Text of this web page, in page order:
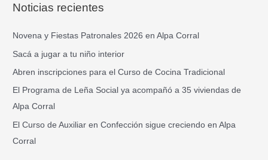
c
o
r
:
Noticias recientes
Novena y Fiestas Patronales 2026 en Alpa Corral
Sacá a jugar a tu niño interior
Abren inscripciones para el Curso de Cocina Tradicional
El Programa de Leña Social ya acompañó a 35 viviendas de
Alpa Corral
El Curso de Auxiliar en Confección sigue creciendo en Alpa
Corral